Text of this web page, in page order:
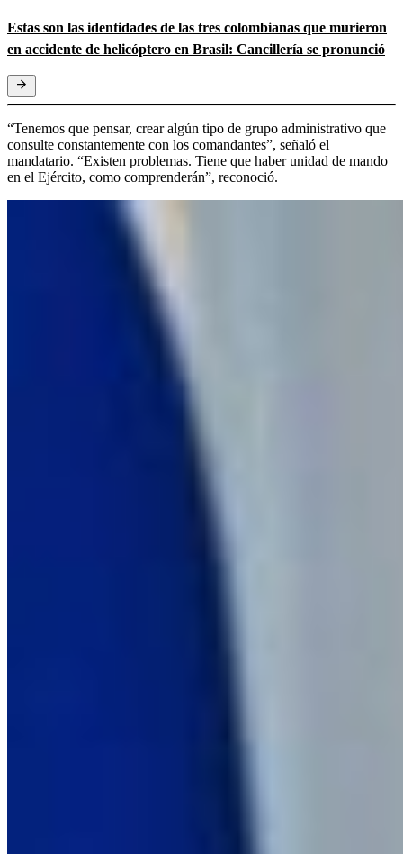
Estas son las identidades de las tres colombianas que murieron
en accidente de helicóptero en Brasil: Cancillería se pronunció
“Tenemos que pensar, crear algún tipo de grupo administrativo que
consulte constantemente con los comandantes”, señaló el
mandatario. “Existen problemas. Tiene que haber unidad de mando
en el Ejército, como comprenderán”, reconoció.